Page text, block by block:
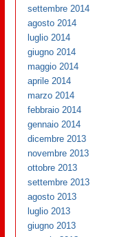
settembre 2014
agosto 2014
luglio 2014
giugno 2014
maggio 2014
aprile 2014
marzo 2014
febbraio 2014
gennaio 2014
dicembre 2013
novembre 2013
ottobre 2013
settembre 2013
agosto 2013
luglio 2013
giugno 2013